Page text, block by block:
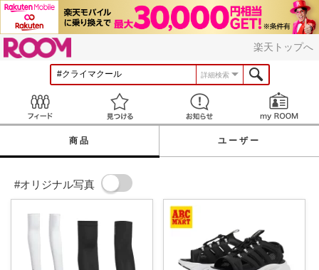
楽天トップへ
詳細検索
見つける お知らせ
商品 ユーザー
#オリジナル写真